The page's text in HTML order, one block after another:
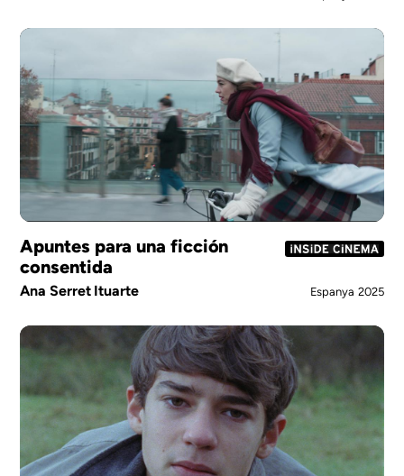
Apuntes para una ficción
consentida
Ana Serret Ituarte Espanya 2025